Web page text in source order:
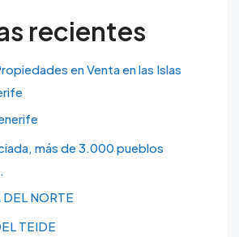
recientes
en Venta en las Islas
más de 3.000 pueblos
DEL NORTE
TEIDE